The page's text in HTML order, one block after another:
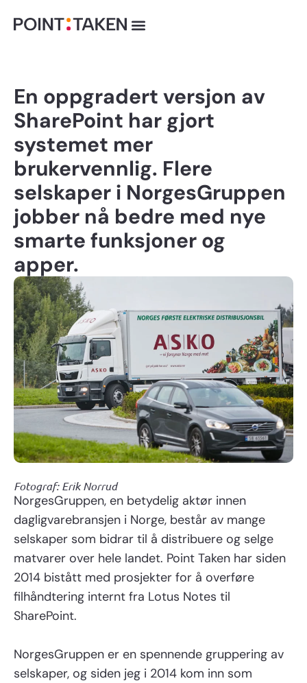
rett
En oppgradert versjon av
SharePoint har gjort
systemet mer
brukervennlig. Flere
selskaper i NorgesGruppen
jobber nå bedre med nye
smarte funksjoner og
apper.
Fotograf: Erik Norrud
NorgesGruppen, en betydelig aktør innen
dagligvarebransjen i Norge, består av mange
selskaper som bidrar til å distribuere og selge
matvarer over hele landet. Point Taken har siden
2014 bistått med prosjekter for å overføre
filhåndtering internt fra Lotus Notes til
SharePoint.
NorgesGruppen er en spennende gruppering av
selskaper, og siden jeg i 2014 kom inn som